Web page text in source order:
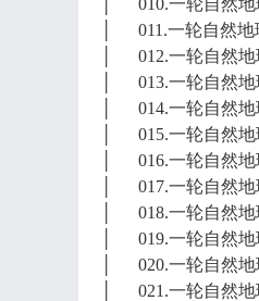
│ 010.一轮自然地
│ 011.一轮自然地
│ 012.一轮自然地
│ 013.一轮自然地
│ 014.一轮自然地
│ 015.一轮自然地
│ 016.一轮自然地
│ 017.一轮自然地
│ 018.一轮自然地
│ 019.一轮自然地
│ 020.一轮自然地
│ 021.一轮自然地